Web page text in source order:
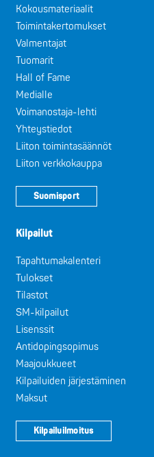
Kokousmateriaalit
Toimintakertomukset
Valmentajat
Tuomarit
Hall of Fame
Medialle
Voimanostaja-lehti
Yhteystiedot
Liiton toimintasäännöt
Liiton verkkokauppa
Suomisport
Kilpailut
Tapahtumakalenteri
Tulokset
Tilastot
SM-kilpailut
Lisenssit
Antidopingsopimus
Maajoukkueet
Kilpailuiden järjestäminen
Maksut
Kilpailuilmoitus